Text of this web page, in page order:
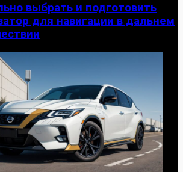
выбрать и подготовить
для навигации в дальнем